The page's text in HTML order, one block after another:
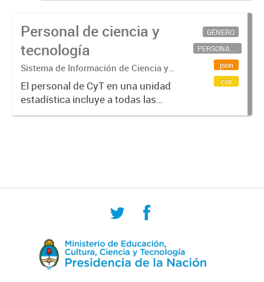
Personal de ciencia y
tecnología
Sistema de Información de Ciencia y
Tecnología Argentino (SICYTAR)
El personal de CyT en una unidad
estadística incluye a todas las
personas involucradas
GÉNERO
PERSONAL CIENTÍFICO-TECNOLÓGICO
json
csv